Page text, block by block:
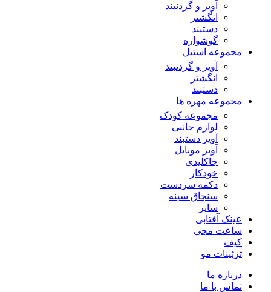
آویز و گردنبند
انگشتر
دستبند
گوشواره
مجموعه استیل
آویز و گردنبند
انگشتر
دستبند
مجموعه مهره ها
مجموعه کودک
لوازم جانبی
آویز دستبند
آویز موبایل
جاکلیدی
خودکار
دکمه سردست
سنجاق سینه
سایر
عینک آفتابی
ساعت مچی
کیف
تزئینات مو
درباره ما
تماس با ما